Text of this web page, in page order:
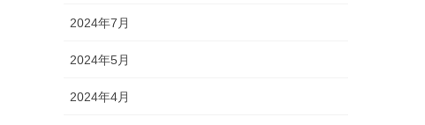
2024年7月
2024年5月
2024年4月